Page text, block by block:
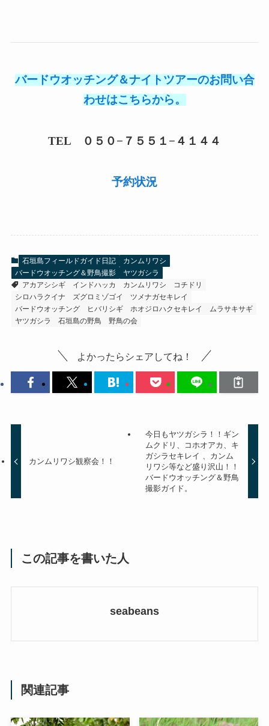
バードウオッチング＆ナイトツアーのお問い合
わせはこちらから。
TEL ０５０−７５５１−４１４４
予約状況
石垣島フィールドガイド日記
カンムリワシ
バードウオッチング＆野鳥撮影
ヤツガシラ
アカアシシギ
インドハッカ カンムリワシ
コチドリ
シロハラクイナ
ズグロミゾゴイ
ツメナガセキレイ
バードウオッチング
ヒバリシギ ホオジロハクセキレイ
ムラサキサギ
ヤツガシラ
石垣島の野鳥 野鳥の会
よかったらシェアしてね！
カンムリワシ観察会！！
今日もヤツガシラ！！ギン
ムクドリ、コホオアカ、キ
ガシラセキレイ 、カンム
リワシ等など盛り沢山！！
バードウオッチング＆野鳥
撮影ガイド。
この記事を書いた人
seabeans
関連記事